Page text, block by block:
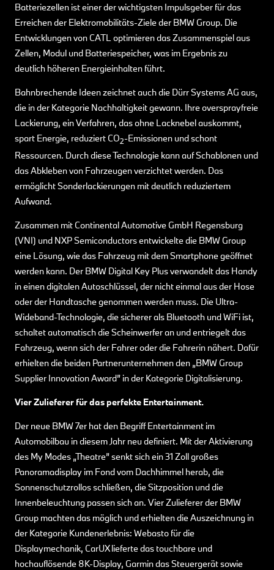
Batteriezellen ist einer der wichtigsten Impulsgeber für das
Erreichen der Elektromobilitäts-Ziele der BMW Group. Die
Entwicklungen von CATL optimieren das Zusammenspiel aus
Zellen, Modul und Batteriespeicher, was im Ergebnis zu
deutlich höheren Energieinhalten führt.
Bahnbrechende Ideen zeichnet auch die Dürr Systems AG aus,
die in der Kategorie Nachhaltigkeit gewann. Ihre oversprayfreie
Lackierung, ein Verfahren, das ohne Lacknebel auskommt,
spart Energie, reduziert CO2-Emissionen und schont
Ressourcen. Durch diese Technologie kann auf Schablonen und
das Abkleben von Fahrzeugen verzichtet werden. Das
ermöglicht Sonderlackierungen mit deutlich reduziertem
Aufwand.
Zusammen mit Continental Automotive GmbH Regensburg
(VNI) und NXP Semiconductors entwickelte die BMW Group
eine Lösung, wie das Fahrzeug mit dem Smartphone geöffnet
werden kann. Der BMW Digital Key Plus verwandelt das Handy
in einen digitalen Autoschlüssel, der nicht einmal aus der Hose
oder der Handtasche genommen werden muss. Die Ultra-
Wideband-Technologie, die sicherer als Bluetooth und WiFi ist,
schaltet automatisch die Scheinwerfer an und entriegelt das
Fahrzeug, wenn sich der Fahrer oder die Fahrerin nähert. Dafür
erhielten die beiden Partnerunternehmen den „BMW Group
Supplier Innovation Award” in der Kategorie Digitalisierung.
Vier Zulieferer für das perfekte Entertainment.
Der neue BMW 7er hat den Begriff Entertainment im
Automobilbau in diesem Jahr neu definiert. Mit der Aktivierung
des My Modes „Theatre” senkt sich ein 31 Zoll großes
Panoramadisplay im Fond vom Dachhimmel herab, die
Sonnenschutzrollos schließen, die Sitzposition und die
Innenbeleuchtung passen sich an. Vier Zulieferer der BMW
Group machten das möglich und erhielten die Auszeichnung in
der Kategorie Kundenerlebnis: Webasto für die
Displaymechanik, CarUX lieferte das touchbare und
hochauflösende 8K-Display, Garmin das Steuergerät sowie